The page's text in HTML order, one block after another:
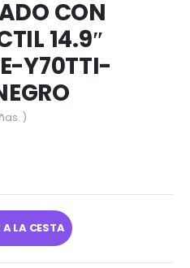
CON
14.9″
Y70TTI-
)
LA CESTA